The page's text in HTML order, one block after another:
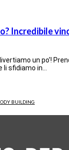
Incredibile
un po’!
sfidiamo in…
BUILDING